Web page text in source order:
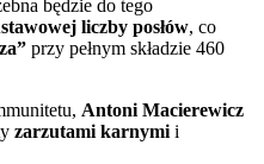
będzie do tego
liczby posłów, co
przy pełnym składzie 460
Antoni Macierewicz
zarzutami karnymi i